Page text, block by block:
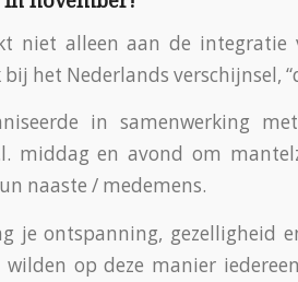
niet alleen aan de integratie
het Nederlands verschijnsel,
in samenwerking
middag en avond om
naaste / medemens.
je ontspanning, gezelligheid
op deze manier